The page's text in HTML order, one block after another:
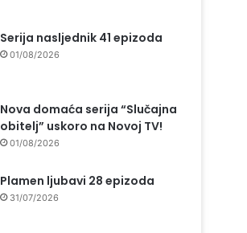
Serija nasljednik 41 epizoda
01/08/2026
Nova domaća serija “Slučajna
obitelj” uskoro na Novoj TV!
01/08/2026
Plamen ljubavi 28 epizoda
31/07/2026